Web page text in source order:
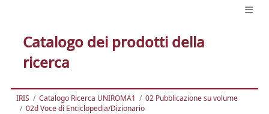
Catalogo dei prodotti della
ricerca
IRIS Catalogo Ricerca UNIROMA1
02 Pubblicazione su volume
02d Voce di Enciclopedia/Dizionario